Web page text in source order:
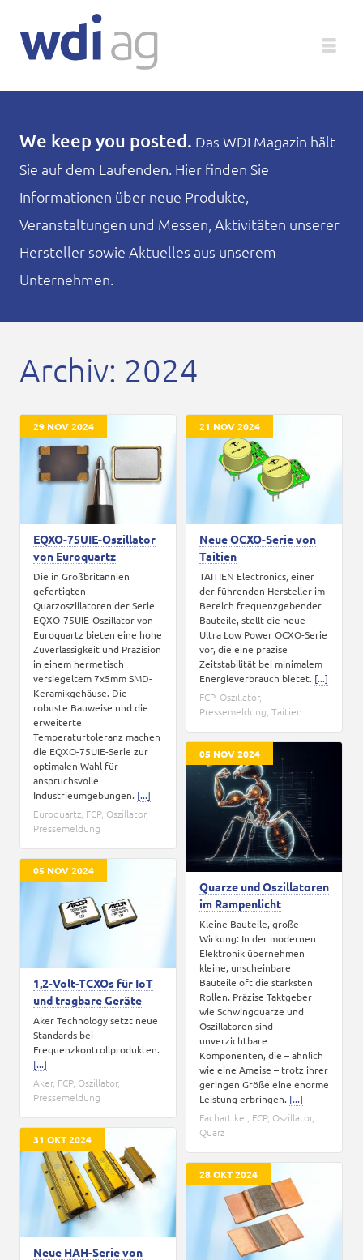
Unternehmen
Produkte
Service
Magazin
We keep you posted. Das WDI Magazin hält
Sie auf dem Laufenden. Hier finden Sie
Informationen über neue Produkte,
Veranstaltungen und Messen, Aktivitäten unserer
Hersteller sowie Aktuelles aus unserem
Unternehmen.
Archiv: 2024
29 NOV 2024
EQXO-75UIE-Oszillator
von Euroquartz
Die in Großbritannien
gefertigten
Quarzoszillatoren der Serie
EQXO-75UIE-Oszillator von
Euroquartz bieten eine hohe
Zuverlässigkeit und Präzision
in einem hermetisch
versiegeltem 7x5mm SMD-
Keramikgehäuse. Die
robuste Bauweise und die
erweiterte
Temperaturtoleranz machen
die EQXO-75UIE-Serie zur
optimalen Wahl für
anspruchsvolle
Industrieumgebungen. [...]
Euroquartz FCP, Oszillator,
Pressemeldung
21 NOV 2024
Neue OCXO-Serie von
Taitien
TAITIEN Electronics, einer
der führenden Hersteller im
Bereich frequenzgebender
Bauteile, stellt die neue
Ultra Low Power OCXO-Serie
vor, die eine präzise
Zeitstabilität bei minimalem
Energieverbrauch bietet. [...]
FCP, Oszillator,
Pressemeldung Taitien
05 NOV 2024
Quarze und Oszillatoren
im Rampenlicht
Kleine Bauteile, große
Wirkung: In der modernen
Elektronik übernehmen
kleine, unscheinbare
Bauteile oft die stärksten
Rollen. Präzise Taktgeber
wie Schwingquarze und
Oszillatoren sind
unverzichtbare
Komponenten, die – ähnlich
wie eine Ameise – trotz ihrer
geringen Größe eine enorme
Leistung erbringen. [...]
Fachartikel, FCP, Oszillator,
Quarz
05 NOV 2024
1,2-Volt-TCXOs für IoT
und tragbare Geräte
Aker Technology setzt neue
Standards bei
Frequenzkontrollprodukten.
[...]
Aker, FCP, Oszillator,
Pressemeldung
31 OKT 2024
Neue HAH-Serie von
28 OKT 2024